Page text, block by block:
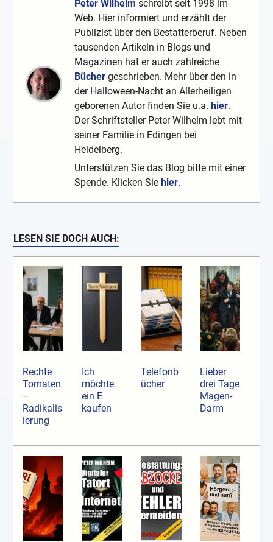
Peter Wilhelm schreibt seit 1998 im
Web. Hier informiert und erzählt der
Publizist über den Bestatterberuf. Neben
tausenden Artikeln in Blogs und
Magazinen hat er auch zahlreiche
Bücher geschrieben. Mehr über den in
der Halloween-Nacht an Allerheiligen
geborenen Autor finden Sie u.a. hier.
Der Schriftsteller Peter Wilhelm lebt mit
seiner Familie in Edingen bei
Heidelberg.
Unterstützen Sie das Blog bitte mit einer
Spende. Klicken Sie hier.
LESEN SIE DOCH AUCH:
Rechte
Tomaten
–
Radikalis
ierung
Ich
möchte
ein E
kaufen
Telefonb
ücher
Lieber
drei Tage
Magen-
Darm